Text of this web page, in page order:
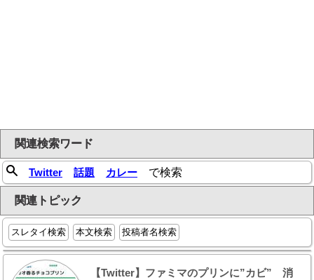
関連検索ワード
Twitter 話題 カレー で検索
関連トピック
スレタイ検索 本文検索 投稿者名検索
【Twitter】ファミマのプリンに”カビ” 消